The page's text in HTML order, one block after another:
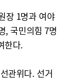
장 1명과 여야
, 국민의힘 7명
한다.
관위다. 선거